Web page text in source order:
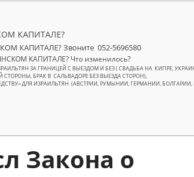
КАПИТАЛЕ?
КАПИТАЛЕ? Звоните 052-5696580
КАПИТАЛЕ? Что изменилось?
ЗА ГРАНИЦЕЙ С ВЫЕЗДОМ И БЕЗ ( СВАДЬБА НА КИПРЕ,
БРАК В САЛЬВАДОРЕ БЕЗ ВЫЕЗДА СТОРОН),
ДЛЯ ИЗРАИЛЬТЯН (АВСТРИИ, РУМЫНИИ, ГЕРМАНИИ,
Закона о